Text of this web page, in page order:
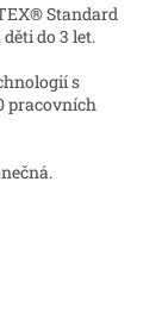
Standard
do 3 let.
s
pracovních